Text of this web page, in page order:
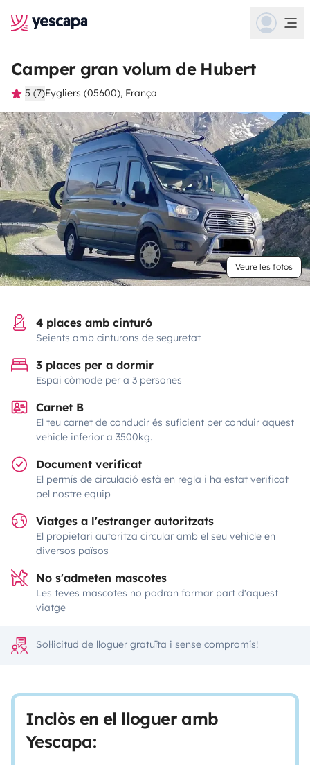
Camper gran volum de Hubert
5 (7)Eygliers (05600), França
Veure les fotos
4 places amb cinturó
Seients amb cinturons de seguretat
3 places per a dormir
Espai còmode per a 3 persones
Carnet B
El teu carnet de conducir és suficient per conduir aquest
vehicle inferior a 3500kg.
Document verificat
El permís de circulació està en regla i ha estat verificat
pel nostre equip
Viatges a l'estranger autoritzats
El propietari autoritza circular amb el seu vehicle en
diversos països
No s'admeten mascotes
Les teves mascotes no podran formar part d'aquest
viatge
Sol·licitud de lloguer gratuïta i sense compromís!
Inclòs en el lloguer amb
Yescapa: